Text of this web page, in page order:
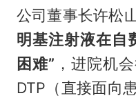
公司董事长许松
明基注射液在自
困难” ，进院机
DTP（直接面向